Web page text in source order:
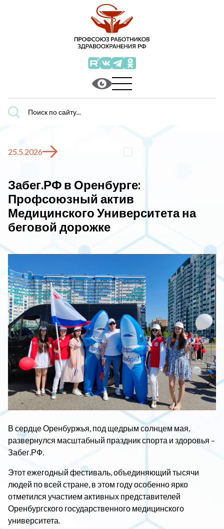
Поиск
по
25.5.2026
Забег.РФ в Оренбурге:
Профсоюзный актив
Медицинского Университета на
беговой дорожке
В сердце Оренбуржья, под щедрым солнцем мая,
развернулся масштабный праздник спорта и здоровья –
Забег.РФ.
Этот ежегодный фестиваль, объединяющий тысячи
людей по всей стране, в этом году особенно ярко
отметился участием активных представителей
Оренбургского государственного медицинского
университета.